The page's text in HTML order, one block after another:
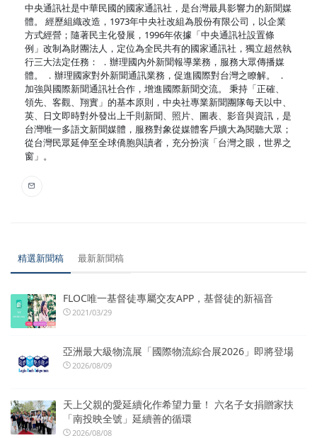
中央通訊社是中華民國的國家通訊社，是台灣最具影響力的新聞媒
體。 經歷組織改造，1973年中央社改組為股份有限公司，以企業
方式經營；隨著民主化發展，1996年依據「中央通訊社設置條
例」改制為財團法人，定位為全民共有的國家通訊社，獨立超然執
行三大法定任務： ．辦理國內外新聞報導業務，服務大眾傳播媒
體。 ．辦理國家對外新聞通訊業務，促進國際對台灣之瞭解。 ．
加強與國際新聞通訊社合作，增進國際新聞交流。 秉持「正確、
領先、客觀、翔實」的基本原則，中央社專業新聞團隊每天以中、
英、日文即時對外發出上千則新聞、照片、圖表、影音與資訊，是
台灣唯一多語文新聞媒體，服務對象從媒體客戶擴大為閱聽大眾；
從台灣民眾延伸至全球僑胞與讀者，充分扮演「台灣之眼，世界之
窗」。
精選新聞稿 最新新聞稿
FLOC唯一基督徒專屬交友APP，基督徒的新福音
2021/03/29
亞洲最大級物流展「國際物流綜合展2026」即將登場
2026/08/09
天上父親的愛延續化作希望力量！ 六名子女捐贈家扶
「南投映全號」延續善的循環
2026/08/08